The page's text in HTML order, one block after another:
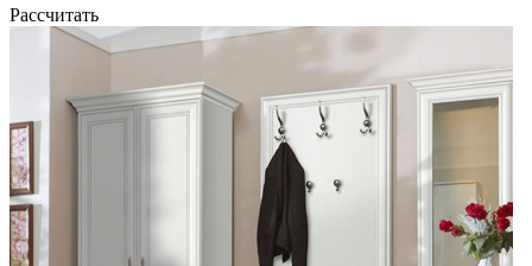
Рассчитать